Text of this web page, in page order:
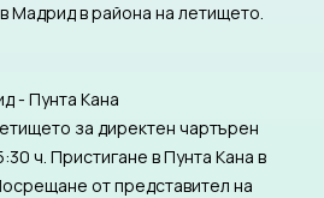
Мадрид в района на летището.
- Пунта Кана
за директен чартърен
ч. Пристигане в Пунта Кана в
от представител на